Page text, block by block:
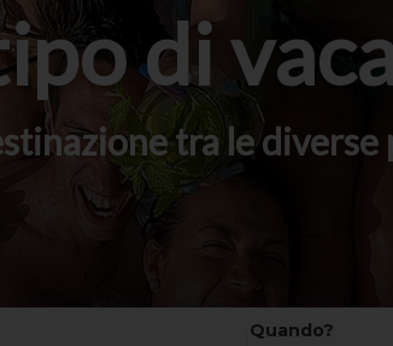
di
tra le
Quando?